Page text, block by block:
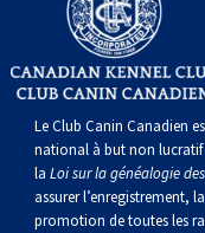
Le Club Canin Canadien
national à but non lucratif
la Loi sur la généalogie
assurer l’enregistrement,
promotion de toutes les